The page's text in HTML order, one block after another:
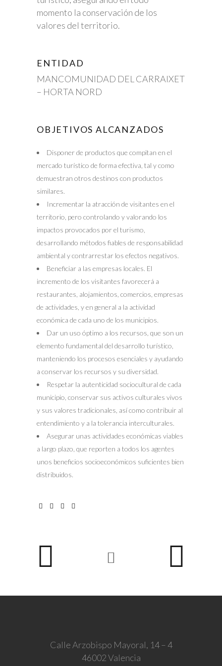
momento la conservación de los
valores del territorio.
ENTIDAD
MANCOMUNIDAD DEL CARRAIXET
– HORTA NORD
OBJETIVOS ALCANZADOS
Disponer de productos que compitan en el
mercado turístico de forma efectiva, tal y como
demuestran otros destinos con productos
similares.
Incrementar la atracción de visitantes en el
territorio, pero controlando y valorando los
impactos provocados por el turismo,
desarrollando métodos fiables de responsabilidad
ambiental y contrarrestar los efectos negativos.
Beneficiar a las empresas locales. El
incremento de los visitantes favorecerá a
restaurantes, alojamientos, comercios, empresas
de actividades, y en general a la actividad
económica de cada uno de los municipios.
Dar un uso óptimo a los recursos, que son un
elemento fundamental del desarrollo turístico,
manteniendo los procesos esenciales y ayudando
a conservar los recursos y su diversidad.
Respetar la autenticidad sociocultural de cada
municipio, conservar sus activos culturales vivos
y sus valores tradicionales, así como contribuir al
entendimiento y a la tolerancia interculturales.
Asegurar unas actividades económicas viables
a largo plazo, que reporten a todos los agentes
unos beneficios socioeconómicos suficientes bien
distribuidos.
Calle Arzobispo Mayoral, 14 – 4
46002 Valencia